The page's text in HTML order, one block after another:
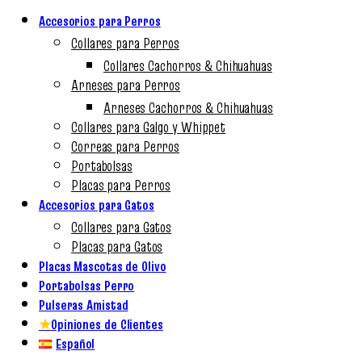
Accesorios para Perros
Collares para Perros
Collares Cachorros & Chihuahuas
Arneses para Perros
Arneses Cachorros & Chihuahuas
Collares para Galgo y Whippet
Correas para Perros
Portabolsas
Placas para Perros
Accesorios para Gatos
Collares para Gatos
Placas para Gatos
Placas Mascotas de Olivo
Portabolsas Perro
Pulseras Amistad
★Opiniones de Clientes
Español